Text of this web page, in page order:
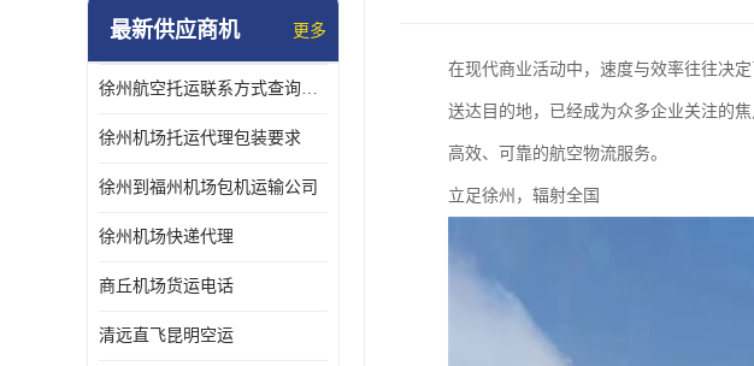
最新供应商机 更多
徐州航空托运联系方式查询网站
徐州机场托运代理包装要求
徐州到福州机场包机运输公司
徐州机场快递代理
商丘机场货运电话
清远直飞昆明空运
在现代商业活动中，速度与效率往往决
送达目的地，已经成为众多企业关注的
高效、可靠的航空物流服务。
立足徐州，辐射全国